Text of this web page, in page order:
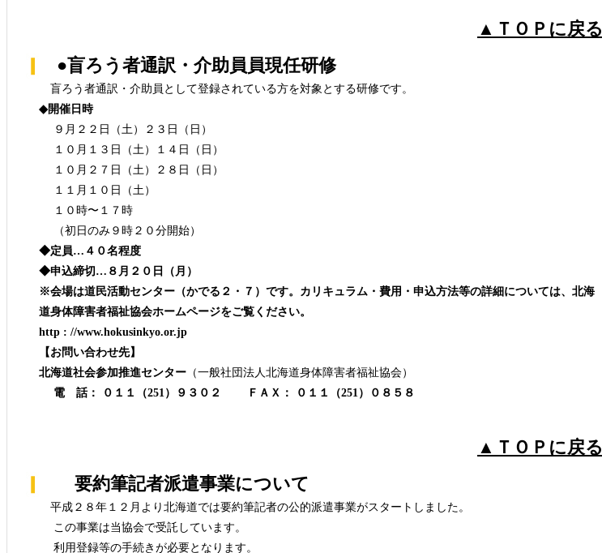
▲ＴＯＰに戻る
●盲ろう者通訳・介助員員現任研修
盲ろう者通訳・介助員として登録されている方を対象とする研修です。
◆開催日時
９月２２日（土）２３日（日）
１０月１３日（土）１４日（日）
１０月２７日（土）２８日（日）
１１月１０日（土）
１０時〜１７時
（初日のみ９時２０分開始）
◆定員…４０名程度
◆申込締切…８月２０日（月）
※会場は道民活動センター（かでる２・７）です。カリキュラム・費用・申込方法等の詳細については、北海
道身体障害者福祉協会ホームページをご覧ください。
http : //www.hokusinkyo.or.jp
【お問い合わせ先】
北海道社会参加推進センター （一般社団法人北海道身体障害者福祉協会）
電 話： ０１１（251）９３０２ ＦＡＸ： ０１１（251）０８５８
▲ＴＯＰに戻る
要約筆記者派遣事業について
平成２８年１２月より北海道では要約筆記者の公的派遣事業がスタートしました。
この事業は当協会で受託しています。
利用登録等の手続きが必要となります。